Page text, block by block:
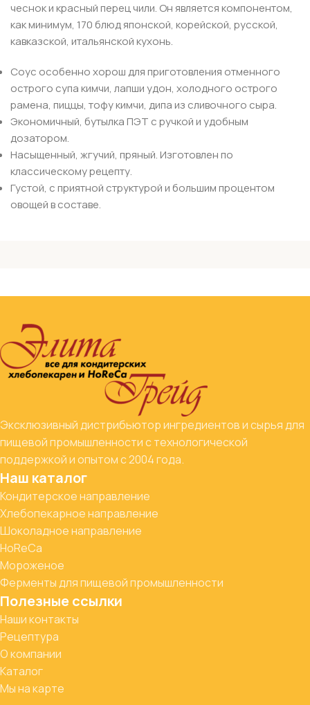
чеснок и красный перец чили. Он является компонентом,
как минимум, 170 блюд японской, корейской, русской,
кавказской, итальянской кухонь.
Соус особенно хорош для приготовления отменного
острого супа кимчи, лапши удон, холодного острого
рамена, пиццы, тофу кимчи, дипа из сливочного сыра.
Экономичный, бутылка ПЭТ с ручкой и удобным
дозатором.
Насыщенный, жгучий, пряный. Изготовлен по
классическому рецепту.
Густой, с приятной структурой и большим процентом
овощей в составе.
Эксклюзивный дистрибьютор ингредиентов и сырья для
пищевой промышленности с технологической
поддержкой и опытом с 2004 года.
Наш каталог
Кондитерское направление
Хлебопекарное направление
Шоколадное направление
HoReCa
Мороженое
Ферменты для пищевой промышленности
Полезные ссылки
Наши контакты
Рецептура
О компании
Каталог
Мы на карте